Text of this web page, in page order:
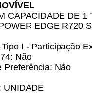
CAPACIDADE DE 1
EDGE R720
I - Participação
Não
Preferência: Não
UNIDADE